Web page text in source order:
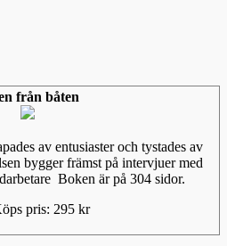
från båten
av entusiaster och tystades av
bygger främst på intervjuer med
Boken är på 304 sidor.
pris: 295 kr